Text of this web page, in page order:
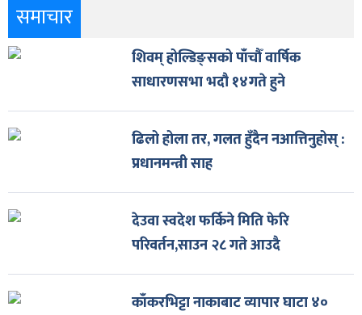
समाचार
शिवम् होल्डिङ्सको पाँचौँ वार्षिक
साधारणसभा भदौ १४गते हुने
ढिलो होला तर, गलत हुँदैन नआत्तिनुहोस् :
प्रधानमन्त्री साह
देउवा स्वदेश फर्किने मिति फेरि
परिवर्तन,साउन २८ गते आउदै
काँकरभिट्टा नाकाबाट व्यापार घाटा ४०